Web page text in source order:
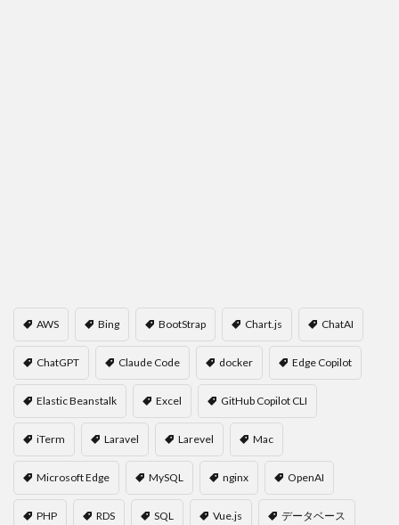
AWS Bing BootStrap Chart.js ChatAI
ChatGPT Claude Code docker Edge Copilot
Elastic Beanstalk Excel GitHub Copilot CLI
iTerm Laravel Larevel Mac
Microsoft Edge MySQL nginx OpenAI
PHP RDS SQL Vue.js データベース